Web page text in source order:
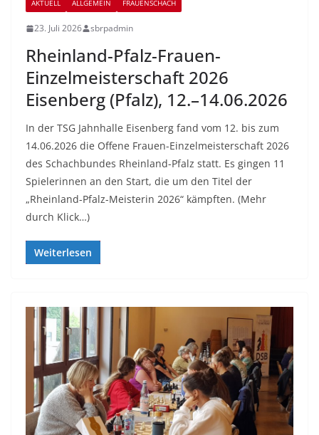
AKTUELL ALLGEMEIN FRAUENSCHACH
23. Juli 2026 sbrpadmin
Rheinland-Pfalz-Frauen-
Einzelmeisterschaft 2026
Eisenberg (Pfalz), 12.–14.06.2026
In der TSG Jahnhalle Eisenberg fand vom 12. bis zum
14.06.2026 die Offene Frauen-Einzelmeisterschaft 2026
des Schachbundes Rheinland-Pfalz statt. Es gingen 11
Spielerinnen an den Start, die um den Titel der
„Rheinland-Pfalz-Meisterin 2026“ kämpften. (Mehr
durch Klick…)
Weiterlesen